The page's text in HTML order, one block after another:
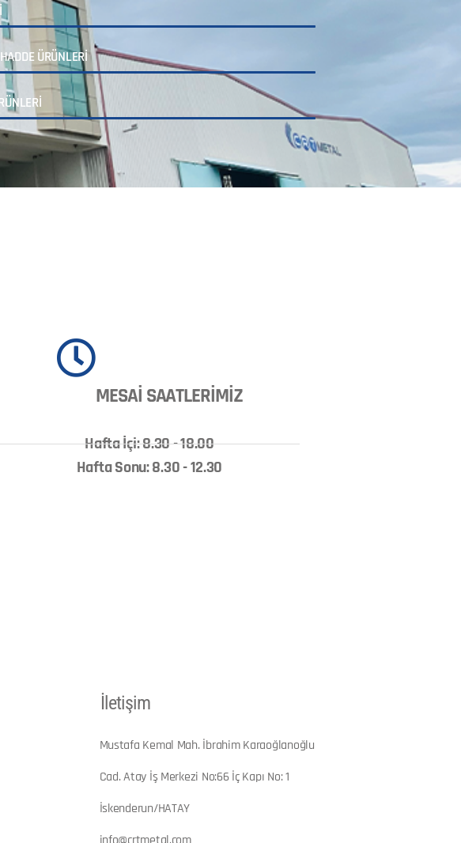
ÜRÜNLERİ
MESAİ SAATLERİMİZ
Hafta İçi: 8.30 - 18.00
Hafta Sonu: 8.30 - 12.30
İletişim
Mustafa Kemal Mah. İbrahim Karaoğlanoğlu
Cad. Atay İş Merkezi No:66 İç Kapı No: 1
İskenderun/HATAY